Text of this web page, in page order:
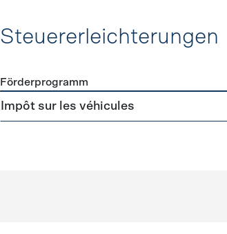
Steuererleichterungen
Förderprogramme Steuererleichterungen
Förderprogramm
Impôt sur les véhicules